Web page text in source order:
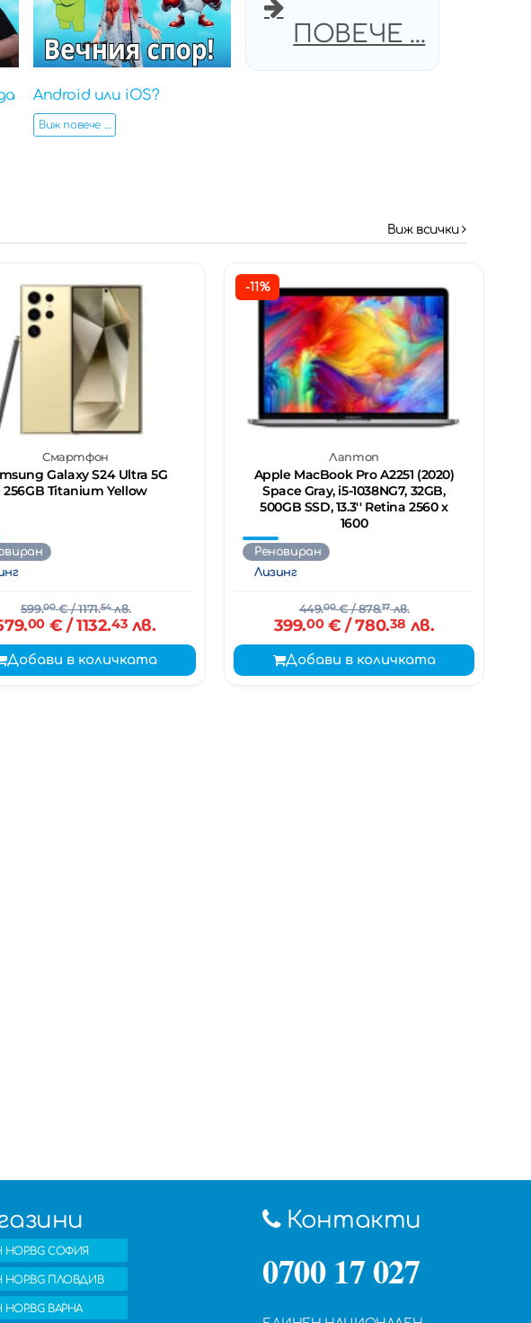
Android или iOS?
Виж повече ...
ПОВЕЧЕ ...
Виж всички
Смартфон
Galaxy S24 Ultra 5G
256GB Titanium Yellow
599.00€/ 1171.54лв.
00€ / 1132.43 лв.
Добави в количката
-11%
Лаптоп
Apple MacBook Pro A2251 (2020)
Space Gray, i5-1038NG7, 32GB,
500GB SSD, 13.3'' Retina 2560 x
1600
Реновиран
Лизинг
449.00€/ 878.17лв.
399.00€ / 780.38 лв.
Добави в количката
СОФИЯ
ПЛОВДИВ
ВАРНА
Контакти
0700 17 027